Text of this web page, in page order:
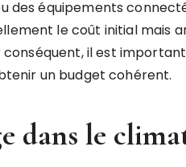
des équipements
le coût initial mais
il est
un budget cohérent.
dans le